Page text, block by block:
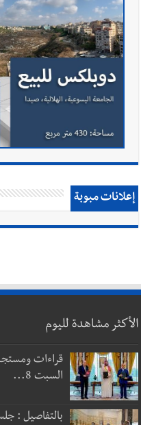
إعلانات مبوبة
الأكثر مشاهدة لليوم
قراءات
السبت 8...
بالتفاصيل :